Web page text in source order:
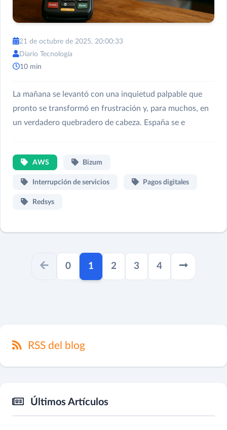
21 de octubre de 2025, 20:00:33
Diario Tecnología
10 min
La mañana se levantó con una inquietud palpable que
pronto se transformó en frustración y, para muchos, en
un verdadero quebradero de cabeza. España se e
AWS Bizum
Interrupción de servicios Pagos digitales
Redsys
0 1 paginator.current
2 3 4
RSS del blog
Últimos Artículos